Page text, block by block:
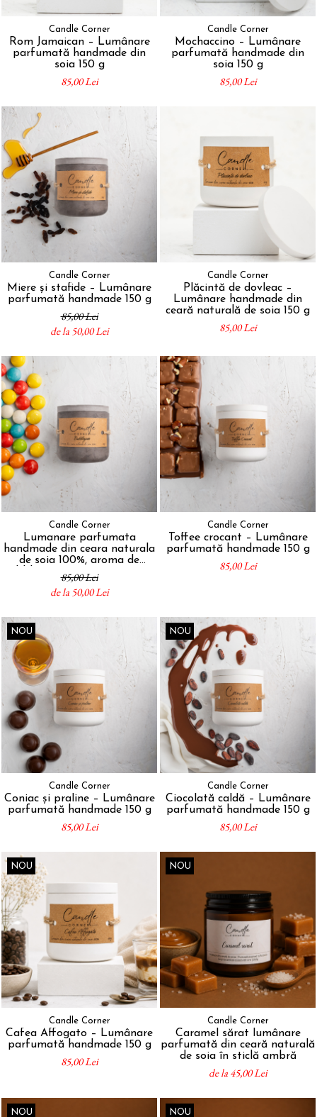
Candle Corner
Rom Jamaican – Lumânare
parfumată handmade din
soia 150 g
85,00 Lei
Candle Corner
Mochaccino – Lumânare
parfumată handmade din
soia 150 g
85,00 Lei
Candle Corner
Miere și stafide – Lumânare
parfumată handmade 150 g
85,00 Lei
de la 50,00 Lei
Candle Corner
Plăcintă de dovleac –
Lumânare handmade din
ceară naturală de soia 150 g
85,00 Lei
Candle Corner
Lumanare parfumata
handmade din ceara naturala
de soia 100%, aroma de
Bubblegum, Recipient ceramic
gri, 150 g - Candle Corner
85,00 Lei
de la 50,00 Lei
Candle Corner
Toffee crocant – Lumânare
parfumată handmade 150 g
85,00 Lei
NOU
Candle Corner
Coniac și praline – Lumânare
parfumată handmade 150 g
85,00 Lei
NOU
Candle Corner
Ciocolată caldă – Lumânare
parfumată handmade 150 g
85,00 Lei
NOU
Candle Corner
Cafea Affogato – Lumânare
parfumată handmade 150 g
85,00 Lei
NOU
Candle Corner
Caramel sărat lumânare
parfumată din ceară naturală
de soia în sticlă ambră
de la 45,00 Lei
NOU NOU